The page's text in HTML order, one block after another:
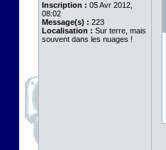
Inscription : 05 Avr 2012,
08:02
Message(s) : 223
Localisation : Sur terre, mais
souvent dans les nuages !